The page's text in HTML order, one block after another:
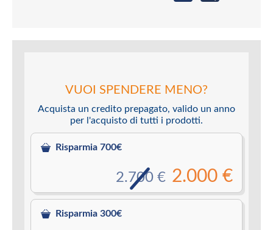
VUOI SPENDERE MENO?
Acquista un credito prepagato, valido un anno
per l'acquisto di tutti i prodotti.
Risparmia 700€
2.000 €
2.700 €
Risparmia 300€